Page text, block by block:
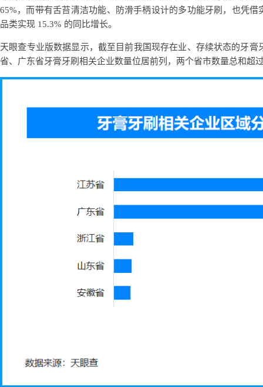
65%，而带有舌苔清洁功能、防滑手柄设计的多功能牙刷，也凭
品类实现 15.3% 的同比增长。
天眼查专业版数据显示，截至目前我国现存在业、存续状态的牙
省、广东省牙膏牙刷相关企业数量位居前列，两个省市数量总和超